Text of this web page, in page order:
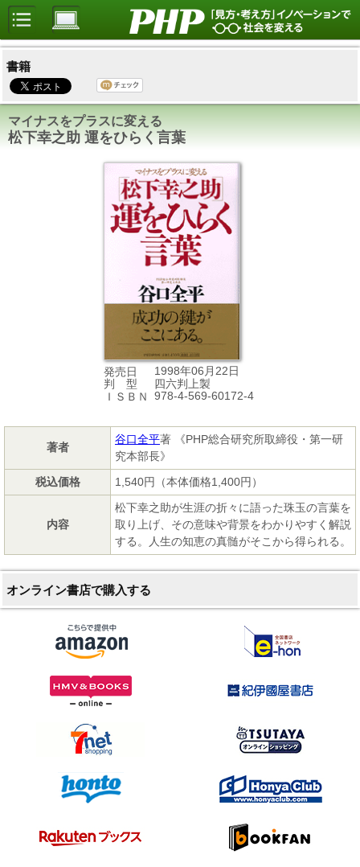
書籍
マイナスをプラスに変える
松下幸之助 運をひらく言葉
発売日
1998年06月22日
判 型
四六判上製
ＩＳＢＮ
978-4-569-60172-4
著者
谷口全平著 《PHP総合研究所取締役・第一研
究本部長》
税込価格
1,540円（本体価格1,400円）
内容
松下幸之助が生涯の折々に語った珠玉の言葉を
取り上げ、その意味や背景をわかりやすく解説
する。人生の知恵の真髄がそこから得られる。
オンライン書店で購入する